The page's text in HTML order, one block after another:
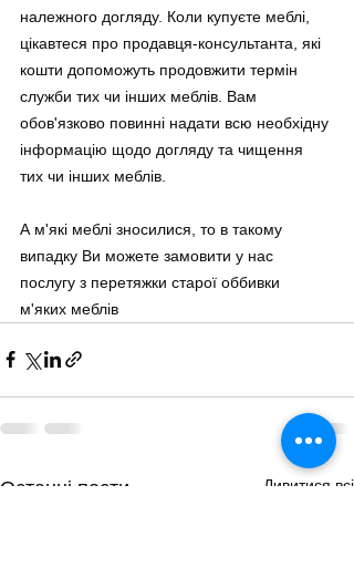
належного догляду. Коли купуєте меблі,
цікавтеся про продавця-консультанта, які
кошти допоможуть продовжити термін
служби тих чи інших меблів. Вам
обов'язково повинні надати всю необхідну
інформацію щодо догляду та чищення
тих чи інших меблів.
А м'які меблі зносилися, то в такому
випадку Ви можете замовити у нас
послугу з перетяжки старої оббивки
м'яких меблів
Останні пости Дивитися всі